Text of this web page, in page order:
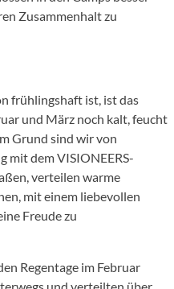
Zusammenhalt zu
frühlingshaft ist, ist das
und März noch kalt, feucht
Grund sind wir von
mit dem VISIONEERS-
verteilen warme
mit einem liebevollen
Freude zu
Regentage im Februar